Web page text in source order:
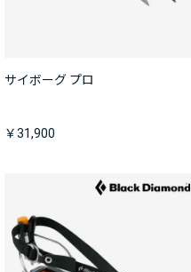
サイボーグ プロ
￥31,900